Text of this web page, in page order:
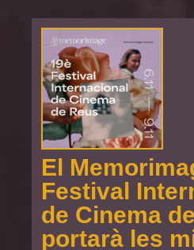
El
Festival
de Cinema
portarà les